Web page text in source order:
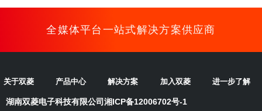
全媒体平台一站式解决方案供应商
关于双菱 产品中心 解决方案 加入双菱 进一步了解
湖南双菱电子科技有限公司湘ICP备12006702号-1